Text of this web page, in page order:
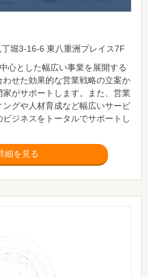
堀3-16-6 東八重洲プレイス7F
心とした幅広い事業を展開する
せた効果的な営業戦略の立案か
がサポートします。また、営業
グや人材育成など幅広いサービ
ジネスをトータルでサポートし
細を見る